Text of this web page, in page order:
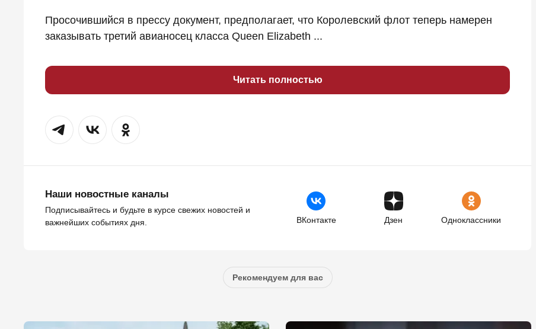
Просочившийся в прессу документ, предполагает, что Королевский флот теперь намерен
заказывать третий авианосец класса Queen Elizabeth ...
Читать полностью
Наши новостные каналы
Подписывайтесь и будьте в курсе свежих новостей и
важнейших событиях дня.
ВКонтакте Дзен Одноклассники
Рекомендуем для вас